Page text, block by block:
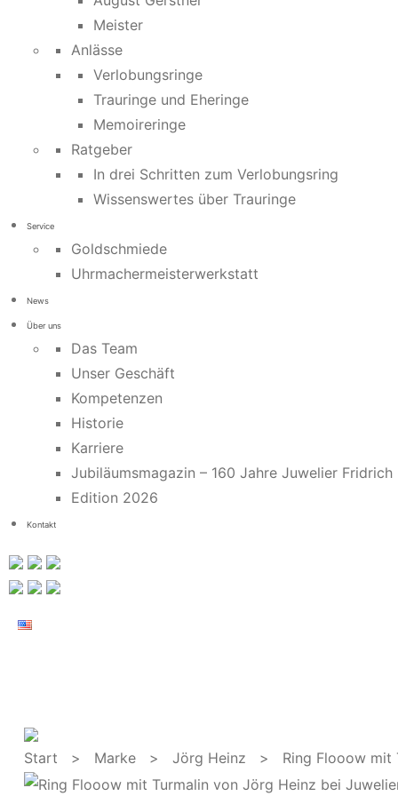
Meister
Anlässe
Verlobungsringe
Trauringe und Eheringe
Memoireringe
Ratgeber
In drei Schritten zum Verlobungsring
Wissenswertes über Trauringe
Service
Goldschmiede
Uhrmachermeisterwerkstatt
News
Über uns
Das Team
Unser Geschäft
Kompetenzen
Historie
Karriere
Jubiläumsmagazin – 160 Jahre Juwelier Fridrich
Edition 2026
Kontakt
Start > Marke> Jörg Heinz > Ring Flooow mit